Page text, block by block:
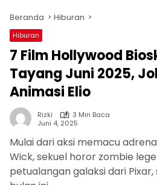
Beranda Hiburan
Hiburan
7 Film Hollywood
Tayang Juni 2025,
Animasi Elio
Rizki
3 Min Baca
Juni 4, 2025
Mulai dari aksi memacu
Wick, sekuel horor zombie
petualangan galaksi dari